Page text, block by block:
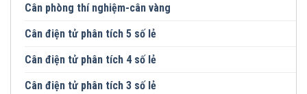
Cân phòng thí nghiệm-cân vàng
Cân điện tử phân tích 5 số lẻ
Cân điện tử phân tích 4 số lẻ
Cân điện tử phân tích 3 số lẻ